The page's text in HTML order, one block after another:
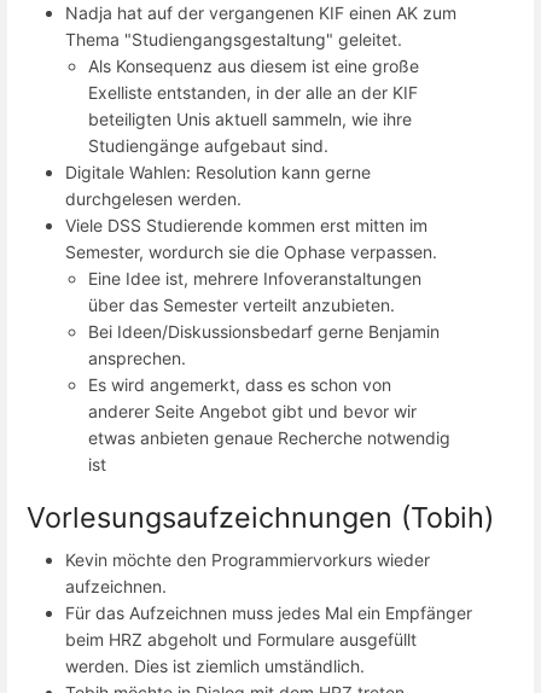
Nadja hat auf der vergangenen KIF einen AK zum
Thema "Studiengangsgestaltung" geleitet.
Als Konsequenz aus diesem ist eine große
Exelliste entstanden, in der alle an der KIF
beteiligten Unis aktuell sammeln, wie ihre
Studiengänge aufgebaut sind.
Digitale Wahlen: Resolution kann gerne
durchgelesen werden.
Viele DSS Studierende kommen erst mitten im
Semester, wordurch sie die Ophase verpassen.
Eine Idee ist, mehrere Infoveranstaltungen
über das Semester verteilt anzubieten.
Bei Ideen/Diskussionsbedarf gerne Benjamin
ansprechen.
Es wird angemerkt, dass es schon von
anderer Seite Angebot gibt und bevor wir
etwas anbieten genaue Recherche notwendig
ist
Vorlesungsaufzeichnungen (Tobih)
Kevin möchte den Programmiervorkurs wieder
aufzeichnen.
Für das Aufzeichnen muss jedes Mal ein Empfänger
beim HRZ abgeholt und Formulare ausgefüllt
werden. Dies ist ziemlich umständlich.